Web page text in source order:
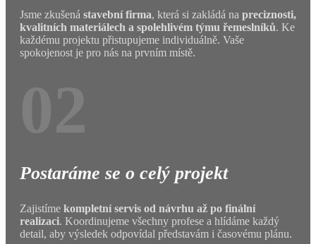
Jsme zkušená stavební firma, která si zakládá na preciznosti,
kvalitních materiálech a spolehlivém týmu řemeslníků. Ke
každému projektu přistupujeme individuálně. Vaše
spokojenost je pro nás na prvním místě.
Postaráme se o celý projekt
Zajistíme kompletní servis od návrhu až po finální
realizaci. Koordinujeme všechny profese a hlídáme každý
detail, aby výsledek odpovídal představám i časovému plánu.